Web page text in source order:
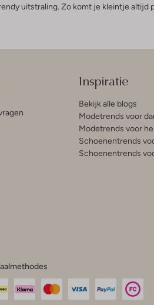
uitstraling. Zo komt je kleintje
Inspiratie
Bekijk alle blogs
Modetrends voor
Modetrends voor
Schoenentrends
Schoenentrends